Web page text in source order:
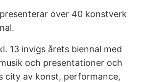
över 40 konstverk
13 invigs årets biennal med
och presentationer och
city av konst, performance,